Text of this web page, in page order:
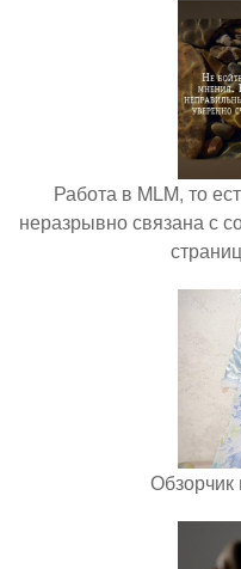
Работа в MLM, то
неразрывно связана с